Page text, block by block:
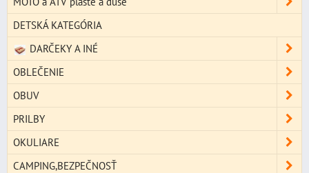
DETSKÁ KATEGÓRIA
DARČEKY A INÉ
OBLEČENIE
OBUV
PRILBY
OKULIARE
CAMPING,BEZPEČNOSŤ